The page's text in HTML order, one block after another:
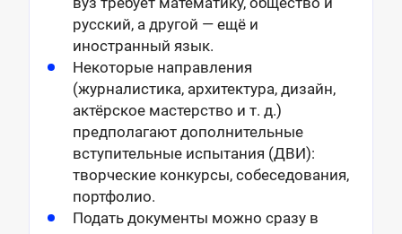
русский, а другой — ещё и
иностранный язык.
Некоторые направления
(журналистика, архитектура, дизайн,
актёрское мастерство и т. д.)
предполагают дополнительные
вступительные испытания (ДВИ):
творческие конкурсы, собеседования,
портфолио.
Подать документы можно сразу в